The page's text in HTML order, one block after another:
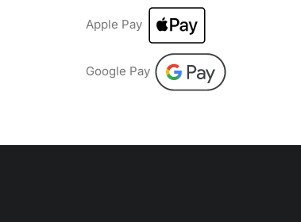
Apple Pay
Google Pay